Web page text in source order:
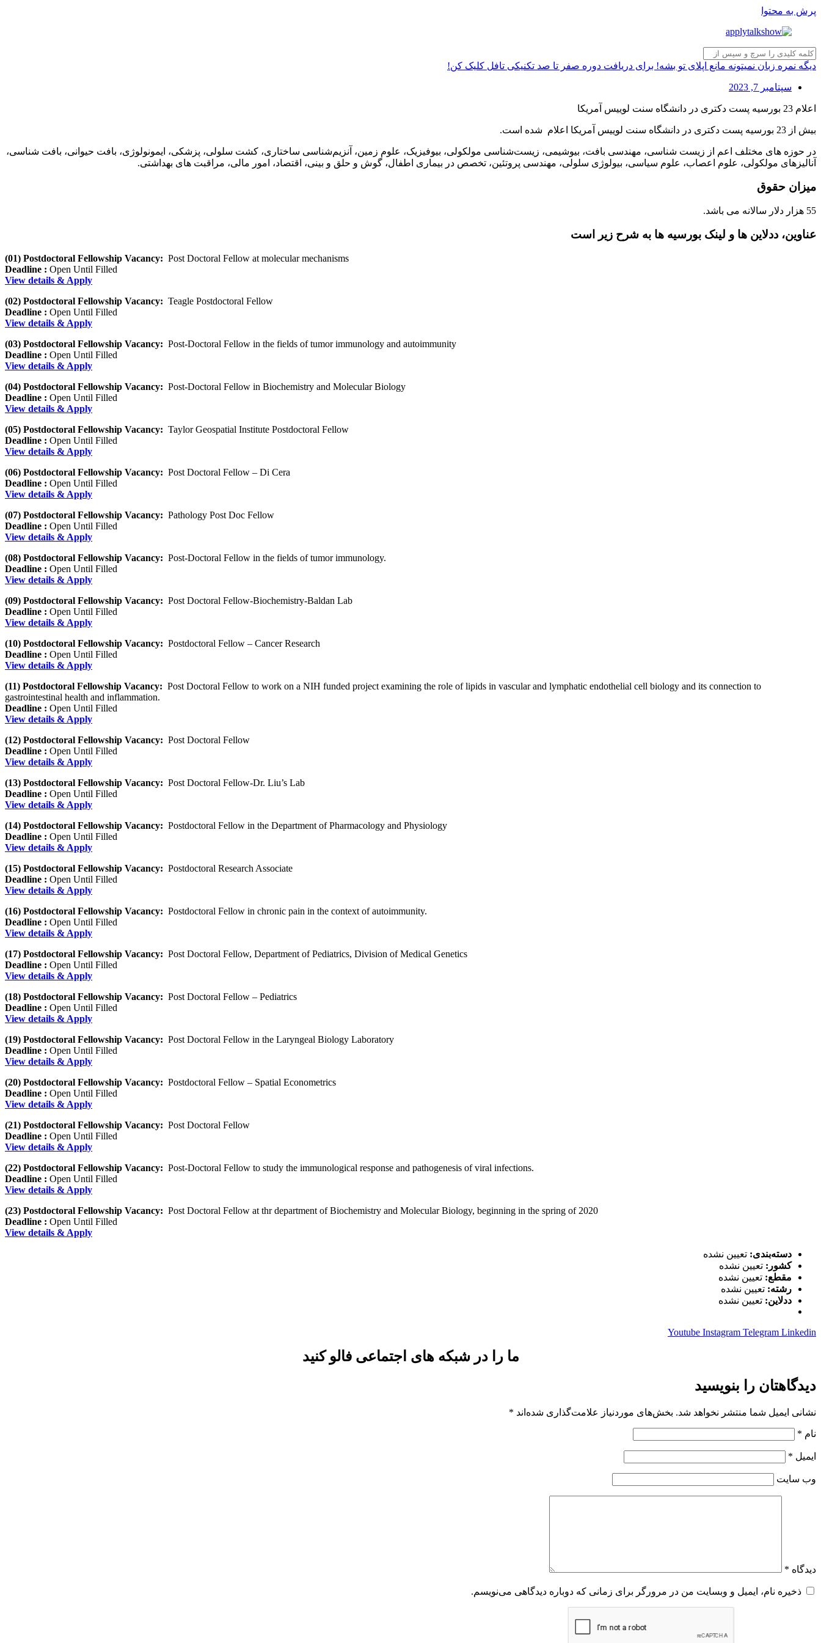
پرش به محتوا
دیگه نمره زبان نمیتونه مانع اپلای تو بشه! برای دریافت دوره صفر تا صد تکنیکی تافل کلیک کن!
سپتامبر 7, 2023
اعلام 23 بورسیه پست دکتری در دانشگاه سنت لوییس آمریکا
بیش از 23 بورسیه پست دکتری در دانشگاه سنت لوییس آمریکا اعلام شده است.
در حوزه های مختلف اعم از زیست شناسی، مهندسی بافت، بیوشیمی، زیست‌شناسی مولکولی، بیوفیزیک، علوم زمین، آنزیم‌شناسی ساختاری، کشت سلولی، پزشکی، ایمونولوژی، بافت حیوانی، بافت شناسی،
آنالیزهای مولکولی، علوم اعصاب، علوم سیاسی، بیولوژی سلولی، مهندسی پروتئین، تخصص در بیماری اطفال، گوش و حلق و بینی، اقتصاد، امور مالی، مراقبت های بهداشتی.
میزان حقوق
55 هزار دلار سالانه می باشد.
عناوین، ددلاین ها و لینک بورسیه ها به شرح زیر است
(01) Postdoctoral Fellowship Vacancy: Post Doctoral Fellow at molecular mechanisms
Deadline : Open Until Filled
View details & Apply
(02) Postdoctoral Fellowship Vacancy: Teagle Postdoctoral Fellow
Deadline : Open Until Filled
View details & Apply
(03) Postdoctoral Fellowship Vacancy: Post-Doctoral Fellow in the fields of tumor immunology and autoimmunity
Deadline : Open Until Filled
View details & Apply
(04) Postdoctoral Fellowship Vacancy: Post-Doctoral Fellow in Biochemistry and Molecular Biology
Deadline : Open Until Filled
View details & Apply
(05) Postdoctoral Fellowship Vacancy: Taylor Geospatial Institute Postdoctoral Fellow
Deadline : Open Until Filled
View details & Apply
(06) Postdoctoral Fellowship Vacancy: Post Doctoral Fellow – Di Cera
Deadline : Open Until Filled
View details & Apply
(07) Postdoctoral Fellowship Vacancy: Pathology Post Doc Fellow
Deadline : Open Until Filled
View details & Apply
(08) Postdoctoral Fellowship Vacancy: Post-Doctoral Fellow in the fields of tumor immunology.
Deadline : Open Until Filled
View details & Apply
(09) Postdoctoral Fellowship Vacancy: Post Doctoral Fellow-Biochemistry-Baldan Lab
Deadline : Open Until Filled
View details & Apply
(10) Postdoctoral Fellowship Vacancy: Postdoctoral Fellow – Cancer Research
Deadline : Open Until Filled
View details & Apply
(11) Postdoctoral Fellowship Vacancy: Post Doctoral Fellow to work on a NIH funded project examining the role of lipids in vascular and lymphatic endothelial cell biology and its connection to
gastrointestinal health and inflammation.
Deadline : Open Until Filled
View details & Apply
(12) Postdoctoral Fellowship Vacancy: Post Doctoral Fellow
Deadline : Open Until Filled
View details & Apply
(13) Postdoctoral Fellowship Vacancy: Post Doctoral Fellow-Dr. Liu’s Lab
Deadline : Open Until Filled
View details & Apply
(14) Postdoctoral Fellowship Vacancy: Postdoctoral Fellow in the Department of Pharmacology and Physiology
Deadline : Open Until Filled
View details & Apply
(15) Postdoctoral Fellowship Vacancy: Postdoctoral Research Associate
Deadline : Open Until Filled
View details & Apply
(16) Postdoctoral Fellowship Vacancy: Postdoctoral Fellow in chronic pain in the context of autoimmunity.
Deadline : Open Until Filled
View details & Apply
(17) Postdoctoral Fellowship Vacancy: Post Doctoral Fellow, Department of Pediatrics, Division of Medical Genetics
Deadline : Open Until Filled
View details & Apply
(18) Postdoctoral Fellowship Vacancy: Post Doctoral Fellow – Pediatrics
Deadline : Open Until Filled
View details & Apply
(19) Postdoctoral Fellowship Vacancy: Post Doctoral Fellow in the Laryngeal Biology Laboratory
Deadline : Open Until Filled
View details & Apply
(20) Postdoctoral Fellowship Vacancy: Postdoctoral Fellow – Spatial Econometrics
Deadline : Open Until Filled
View details & Apply
(21) Postdoctoral Fellowship Vacancy: Post Doctoral Fellow
Deadline : Open Until Filled
View details & Apply
(22) Postdoctoral Fellowship Vacancy: Post-Doctoral Fellow to study the immunological response and pathogenesis of viral infections.
Deadline : Open Until Filled
View details & Apply
(23) Postdoctoral Fellowship Vacancy: Post Doctoral Fellow at thr department of Biochemistry and Molecular Biology, beginning in the spring of 2020
Deadline : Open Until Filled
View details & Apply
دسته‌بندی: تعیین نشده
کشور: تعیین نشده
مقطع: تعیین نشده
رشته: تعیین نشده
ددلاین: تعیین نشده
Youtube Instagram Telegram Linkedin
ما را در شبکه های اجتماعی فالو کنید
دیدگاهتان را بنویسید
نشانی ایمیل شما منتشر نخواهد شد. بخش‌های موردنیاز علامت‌گذاری شده‌اند *
نام *
ایمیل *
وب‌ سایت
دیدگاه *
ذخیره نام، ایمیل و وبسایت من در مرورگر برای زمانی که دوباره دیدگاهی می‌نویسم.